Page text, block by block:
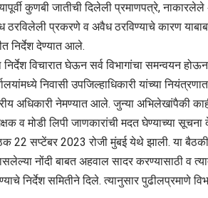
कुणबी जातीची दिलेली प्रमाणपत्रे,
प्रकरणे व अवैध ठरविण्‍याचे कारण
निर्देश देण्‍यात आले.
विचारात घेऊन सर्व विभागांचा समन्‍वयन
निवासी उपजिल्‍हाधिकारी यांच्या
अधिकारी नेमण्‍यात आले. जुन्‍या अभिलेखांपैकी
व मोडी लिपी जाणकारांची मदत घेण्‍याच्‍या सूचना
22 सप्टेंबर 2023 रोजी मुंबई येथे झाली. या
नोंदी बाबत अहवाल सादर करण्‍यासाठी व
निर्देश समितीने दिले. त्‍यानुसार पुढीलप्रमाणे